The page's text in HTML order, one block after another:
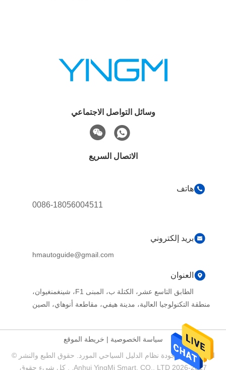
وسائل التواصل الاجتماعي
الاتصال السريع
هاتف
0086-18056004511
بريد إلكتروني
hmautoguide@gmail.com
العنوان
الطابق التاسع عشر، الكتلة ب، المبنى F1، شينغمنغيوان،
منطقة التكنولوجيا العالية، مدينة هيفي، مقاطعة أنوهاي، الصين
سياسة الخصوصية | خريطة الموقع
الصين جيدة الجودة نظام الدليل السياحي المورد. حقوق الطبع والنشر ©
2017-2026 Anhui YingMi Smart. CO., LTD. . كل شيء حقوق